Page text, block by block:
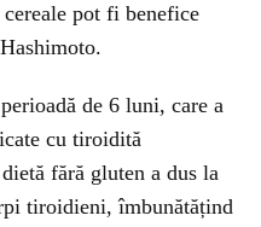
pot fi benefice
de 6 luni, care a
cu tiroidită
fără gluten a dus la
tiroidieni, îmbunătățind